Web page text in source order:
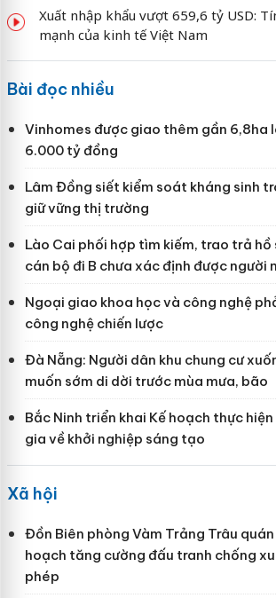
Xuất nhập khẩu vượt 659,6 tỷ USD:
mạnh của kinh tế Việt Nam
Bài đọc nhiều
Vinhomes được giao thêm gần 6,8ha
6.000 tỷ đồng
Lâm Đồng siết kiểm soát kháng sinh
giữ vững thị trường
Lào Cai phối hợp tìm kiếm, trao trả hồ
cán bộ đi B chưa xác định được người
Ngoại giao khoa học và công nghệ
công nghệ chiến lược
Đà Nẵng: Người dân khu chung cư
muốn sớm di dời trước mùa mưa, bão
Bắc Ninh triển khai Kế hoạch thực
gia về khởi nghiệp sáng tạo
Xã hội
Đồn Biên phòng Vàm Trảng Trâu
hoạch tăng cường đấu tranh chống
phép